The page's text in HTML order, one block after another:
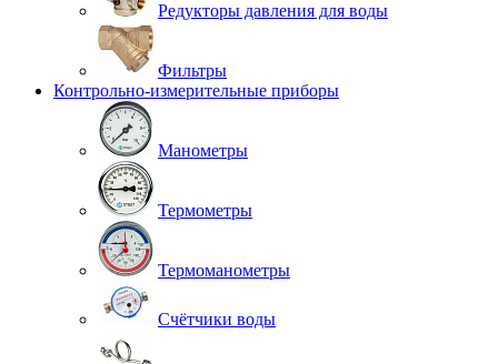
Редукторы давления для воды
Фильтры
Контрольно-измерительные приборы
Манометры
Термометры
Термоманометры
Счётчики воды